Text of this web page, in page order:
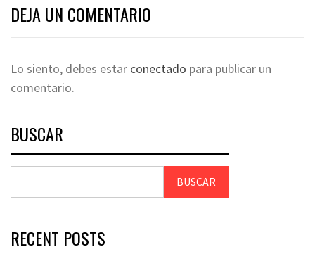
DEJA UN COMENTARIO
Lo siento, debes estar conectado para publicar un
comentario.
BUSCAR
BUSCAR
RECENT POSTS